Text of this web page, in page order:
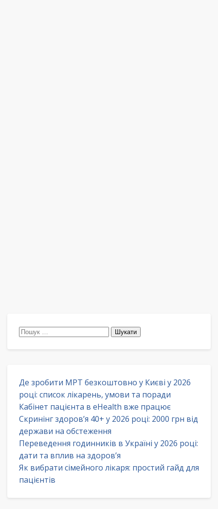
Пошук:
Де зробити МРТ безкоштовно у Києві у 2026
році: список лікарень, умови та поради
Кабінет пацієнта в eHealth вже працює
Скринінг здоров’я 40+ у 2026 році: 2000 грн від
держави на обстеження
Переведення годинників в Україні у 2026 році:
дати та вплив на здоров’я
Як вибрати сімейного лікаря: простий гайд для
пацієнтів